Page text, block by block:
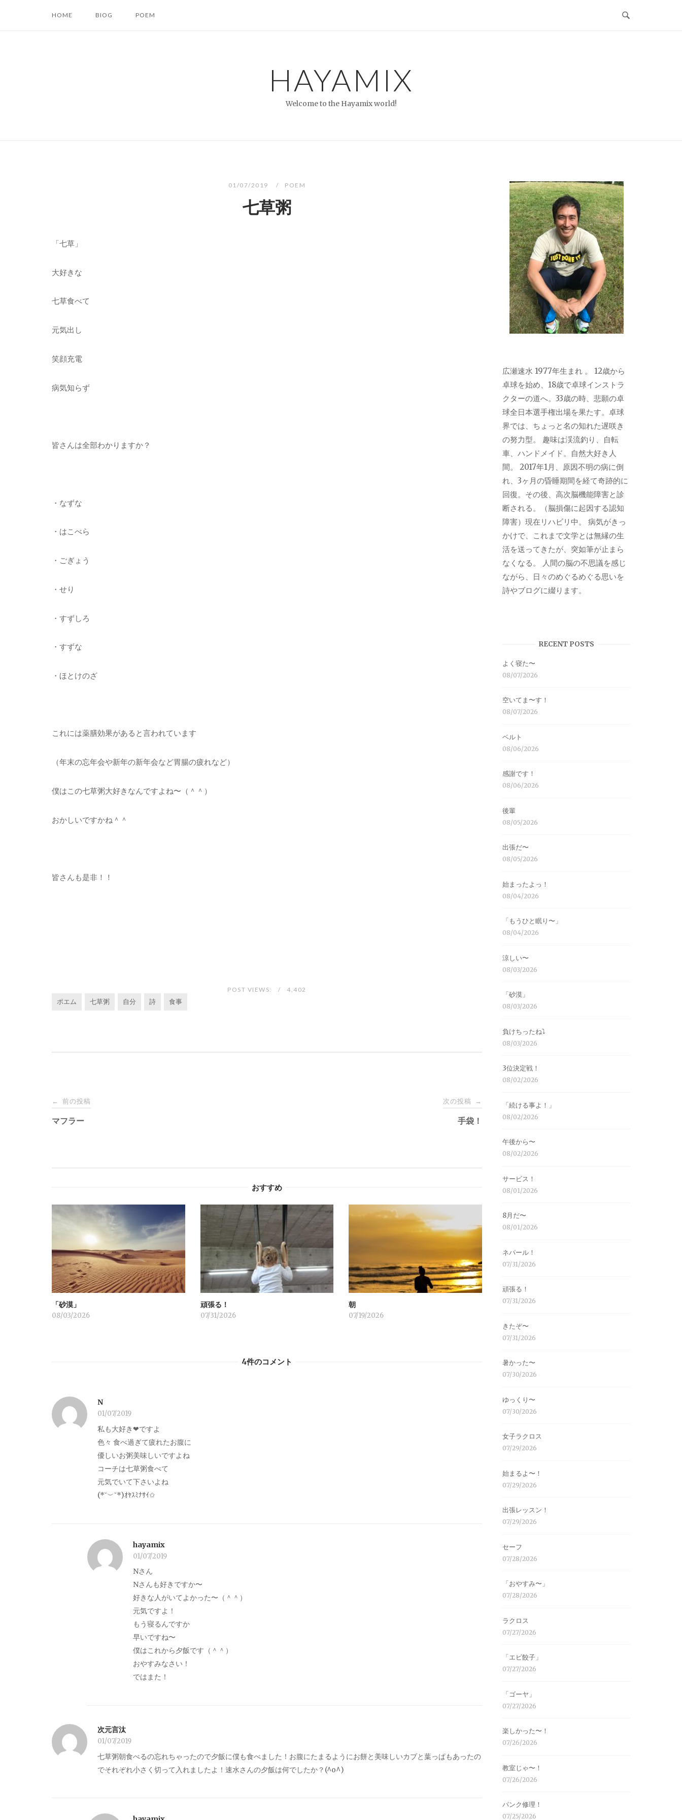
HOME BIOG POEM
HAYAMIX
Welcome to the Hayamix world!
01/07/2019 POEM
七草粥
「七草」
大好きな
七草食べて
元気出し
笑顔充電
病気知らず
皆さんは全部わかりますか？
・なずな
・はこべら
・ごぎょう
・せり
・すずしろ
・すずな
・ほとけのざ
これには薬膳効果があると言われています
（年末の忘年会や新年の新年会など胃腸の疲れなど）
僕はこの七草粥大好きなんですよね〜（＾＾）
おかしいですかね＾＾
皆さんも是非！！
POST VIEWS: 4,402
ポエム 七草粥 自分 詩 食事
投
稿
ゲ
シ
ョ
ン
← 前の投稿
マフラー
次の投稿 →
手袋！
おすすめ
「砂漠」
08/03/2026
頑張る！
07/31/2026
朝
07/19/2026
4件のコメント
N
01/07/2019
私も大好き‪‪❤︎‬ですよ
色々 食べ過ぎて疲れたお腹に
優しいお粥美味しいですよね
コーチは七草粥食べて
元気でいて下さいよね
(*˘︶˘*)ｵﾔｽﾐﾅｻｲ✩
hayamix
01/07/2019
Nさん
Nさんも好きですか〜
好きな人がいてよかった〜（＾＾）
元気ですよ！
もう寝るんですか
早いですね〜
僕はこれから夕飯です（＾＾）
おやすみなさい！
ではまた！
次元言汰
01/07/2019
七草粥朝食べるの忘れちゃったので夕飯に僕も食べました！お腹にたまるようにお餅と美味しいカブと葉っぱもあったの
でそれぞれ小さく切って入れましたよ！速水さんの夕飯は何でしたか？(^o^)
広瀬速水 1977年生まれ 。 12歳から
卓球を始め、18歳で卓球インストラ
クターの道へ。33歳の時、悲願の卓
球全日本選手権出場を果たす。卓球
界では、ちょっと名の知れた遅咲き
の努力型。 趣味は渓流釣り、自転
車、ハンドメイド。自然大好き人
間。 2017年1月、原因不明の病に倒
れ、3ヶ月の昏睡期間を経て奇跡的に
回復。その後、高次脳機能障害と診
断される。（脳損傷に起因する認知
障害）現在リハビリ中。 病気がきっ
かけで、これまで文学とは無縁の生
活を送ってきたが、突如筆が止まら
なくなる。 人間の脳の不思議を感じ
ながら、日々のめぐるめぐる思いを
詩やブログに綴ります。
RECENT POSTS
よく寝た〜
08/07/2026
空いてま〜す！
08/07/2026
ベルト
08/06/2026
感謝です！
08/06/2026
後輩
08/05/2026
出張だ〜
08/05/2026
始まったよっ！
08/04/2026
「もうひと眠り〜」
08/04/2026
涼しい〜
08/03/2026
「砂漠」
08/03/2026
負けちったね⤵︎
08/03/2026
3位決定戦！
08/02/2026
「続ける事よ！」
08/02/2026
午後から〜
08/02/2026
サービス！
08/01/2026
8月だ〜
08/01/2026
ネパール！
07/31/2026
頑張る！
07/31/2026
きたぞ〜
07/31/2026
暑かった〜
07/30/2026
ゆっくり〜
07/30/2026
女子ラクロス
07/29/2026
始まるよ〜！
07/29/2026
出張レッスン！
07/29/2026
セーフ
07/28/2026
「おやすみ〜」
07/28/2026
ラクロス
07/27/2026
「エビ餃子」
07/27/2026
「ゴーヤ」
07/27/2026
楽しかった〜！
07/26/2026
教室じゃ〜！
07/26/2026
パンク修理！
07/25/2026